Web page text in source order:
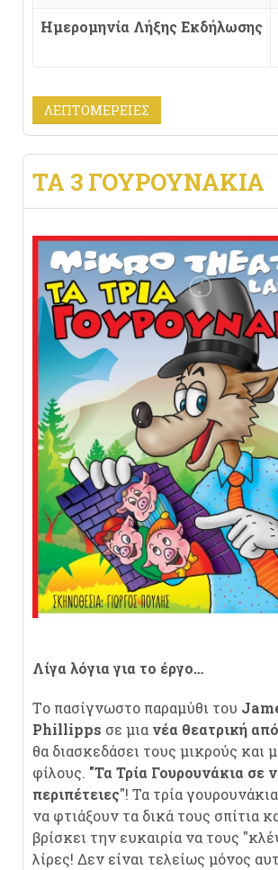
Ημερομηνία Λήξης Εκδήλωσης
ΛΕΠΤΟΜΈΡΕΙΕΣ
TA 3 ΓΟΥΡΟΥΝΑΚΙΑ
Λίγα λόγια για το έργο…
Tο πασίγνωστο παραμύθι του
Phillipps σε μια νέα θεατρική
θα διασκεδάσει τους μικρούς και
φίλους. "Τα Τρία Γουρουνάκια σε
περιπέτειες"! Τα τρία
να φτιάξουν τα δικά τους σπίτια
βρίσκει την ευκαιρία να τους
λίρες! Δεν είναι τελείως μόνος